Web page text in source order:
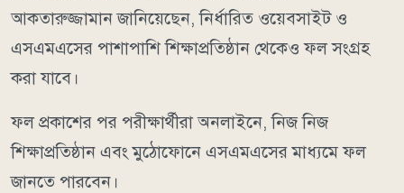
আকতারুজ্জামান জানিয়েছেন, নির্ধারিত ওয়েবসাইট ও
এসএমএসের পাশাপাশি শিক্ষাপ্রতিষ্ঠান থেকেও ফল সংগ্রহ
করা যাবে।
ফল প্রকাশের পর পরীক্ষার্থীরা অনলাইনে, নিজ নিজ
শিক্ষাপ্রতিষ্ঠান এবং মুঠোফোনে এসএমএসের মাধ্যমে ফল
জানতে পারবেন।